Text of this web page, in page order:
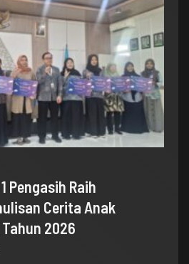
Pengasih Raih
Cerita Anak
2026